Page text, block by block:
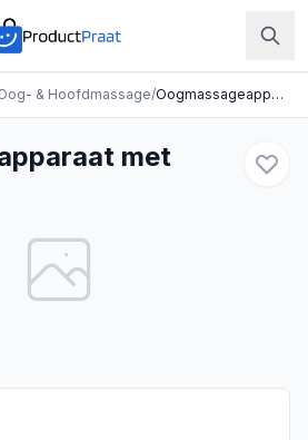
& Hoofdmassage/ Oogmassageapparaat met Warmte
met